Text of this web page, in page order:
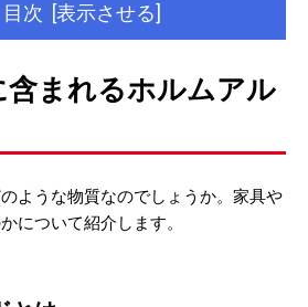
目次 [表示させる]
含まれるホルムアル
ような物質なのでしょうか。家具や
について紹介します。